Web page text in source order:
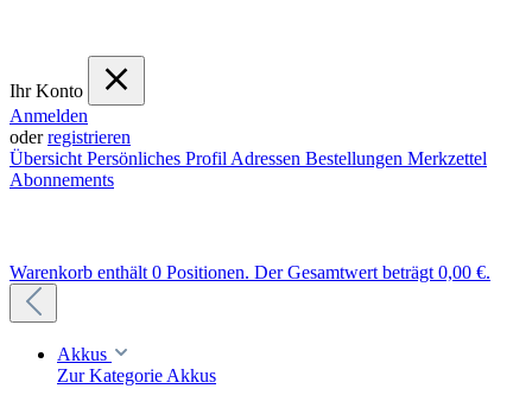
Ihr Konto
Anmelden
oderregistrieren
Übersicht Persönliches Profil Adressen Bestellungen Merkzettel
Abonnements
Warenkorb enthält 0 Positionen. Der Gesamtwert beträgt 0,00 €.
Akkus
Zur Kategorie Akkus